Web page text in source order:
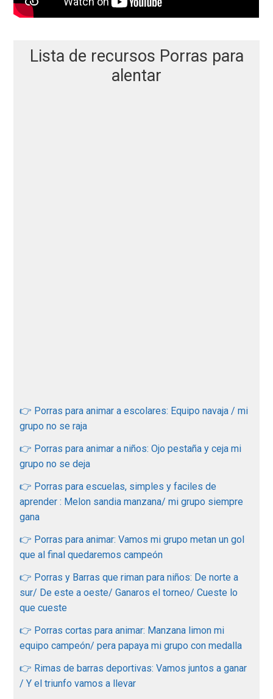
Lista de recursos Porras para
alentar
👉 Porras para animar a escolares: Equipo navaja / mi
grupo no se raja
👉 Porras para animar a niños: Ojo pestaña y ceja mi
grupo no se deja
👉 Porras para escuelas, simples y faciles de
aprender : Melon sandia manzana/ mi grupo siempre
gana
👉 Porras para animar: Vamos mi grupo metan un gol
que al final quedaremos campeón
👉 Porras y Barras que riman para niños: De norte a
sur/ De este a oeste/ Ganaros el torneo/ Cueste lo
que cueste
👉 Porras cortas para animar: Manzana limon mi
equipo campeón/ pera papaya mi grupo con medalla
👉 Rimas de barras deportivas: Vamos juntos a ganar
/ Y el triunfo vamos a llevar